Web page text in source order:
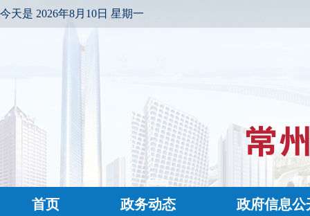
今天是 2026年8月10日 星期一
首页 政务动态 政府信息公